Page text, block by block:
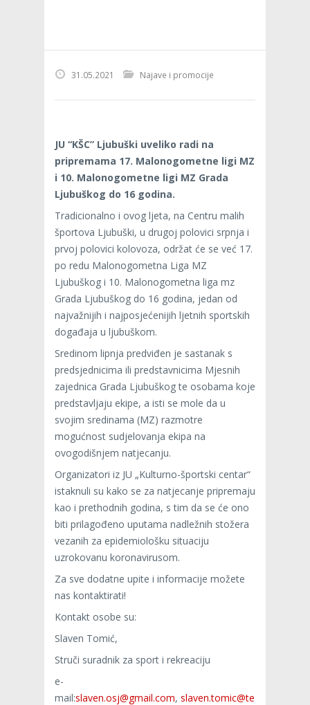
31.05.2021 Najave i promocije
JU “KŠC” Ljubuški uveliko radi na
pripremama 17. Malonogometne ligi MZ
i 10. Malonogometne ligi MZ Grada
Ljubuškog do 16 godina.
Tradicionalno i ovog ljeta, na Centru malih
športova Ljubuški, u drugoj polovici srpnja i
prvoj polovici kolovoza, održat će se već 17.
po redu Malonogometna Liga MZ
Ljubuškog i 10. Malonogometna liga mz
Grada Ljubuškog do 16 godina, jedan od
najvažnijih i najposjećenijih ljetnih sportskih
događaja u ljubuškom.
Sredinom lipnja predviđen je sastanak s
predsjednicima ili predstavnicima Mjesnih
zajednica Grada Ljubuškog te osobama koje
predstavljaju ekipe, a isti se mole da u
svojim sredinama (MZ) razmotre
mogućnost sudjelovanja ekipa na
ovogodišnjem natjecanju.
Organizatori iz JU „Kulturno-športski centar“
istaknuli su kako se za natjecanje pripremaju
kao i prethodnih godina, s tim da se će ono
biti prilagođeno uputama nadležnih stožera
vezanih za epidemiološku situaciju
uzrokovanu koronavirusom.
Za sve dodatne upite i informacije možete
nas kontaktirati!
Kontakt osobe su:
Slaven Tomić,
Struči suradnik za sport i rekreaciju
e-
mail:slaven.osj@gmail.com, slaven.tomic@te